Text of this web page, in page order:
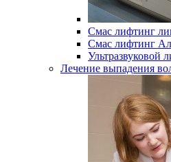
Смас лифтинг
Смас лифтинг
Ультразвуковой
Лечение выпадения